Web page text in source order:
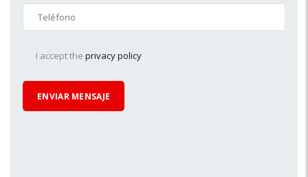
I accept the privacy policy